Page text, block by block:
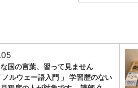
な国の言葉、習って見ません
ノルウェー語入門 」 学習歴のない